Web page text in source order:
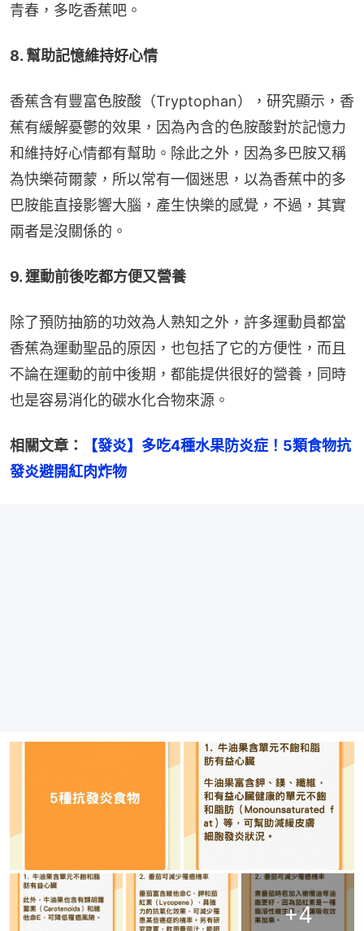
青春，多吃香蕉吧。
8. 幫助記憶維持好心情
香蕉含有豐富色胺酸（Tryptophan），研究顯示，香
蕉有緩解憂鬱的效果，因為內含的色胺酸對於記憶力
和維持好心情都有幫助。除此之外，因為多巴胺又稱
為快樂荷爾蒙，所以常有一個迷思，以為香蕉中的多
巴胺能直接影響大腦，產生快樂的感覺，不過，其實
兩者是沒關係的。
9. 運動前後吃都方便又營養
除了預防抽筋的功效為人熟知之外，許多運動員都當
香蕉為運動聖品的原因，也包括了它的方便性，而且
不論在運動的前中後期，都能提供很好的營養，同時
也是容易消化的碳水化合物來源。
相關文章：
【發炎】多吃4種水果防炎症！5類食物抗
發炎避開紅肉炸物
+4